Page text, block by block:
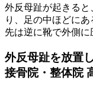
外反母趾が起きる
り、足の中ほどに
先は逆に靴で外側に
外反母趾を放置
接骨院・整体院